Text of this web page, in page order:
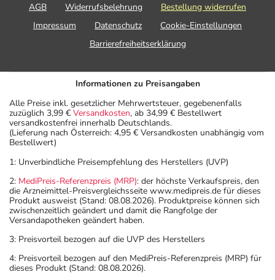
AGB Widerrufsbelehrung
Bestellung widerrufen
Impressum
Datenschutz
Cookie-Einstellungen
Barrierefreiheitserklärung
Informationen zu Preisangaben
Alle Preise inkl. gesetzlicher Mehrwertsteuer, gegebenenfalls
zuzüglich 3,99 € Versandkosten, ab 34,99 € Bestellwert
versandkostenfrei innerhalb Deutschlands.
(Lieferung nach Österreich: 4,95 € Versandkosten unabhängig vom
Bestellwert)
1: Unverbindliche Preisempfehlung des Herstellers (UVP)
2: MediPreis-Referenzpreis (MRP): der höchste Verkaufspreis, den
die Arzneimittel-Preisvergleichsseite www.medipreis.de für dieses
Produkt ausweist (Stand: 08.08.2026). Produktpreise können sich
zwischenzeitlich geändert und damit die Rangfolge der
Versandapotheken geändert haben.
3: Preisvorteil bezogen auf die UVP des Herstellers
4: Preisvorteil bezogen auf den MediPreis-Referenzpreis (MRP) für
dieses Produkt (Stand: 08.08.2026).